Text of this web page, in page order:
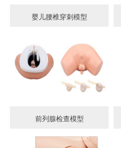
婴儿腰椎穿刺模型
前列腺检查模型